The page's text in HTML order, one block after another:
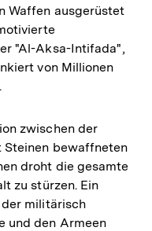
Waffen ausgerüstet
"Al-Aksa-Intifada",
von Millionen
zwischen der
Steinen bewaffneten
droht die gesamte
zu stürzen. Ein
militärisch
und den Armeen